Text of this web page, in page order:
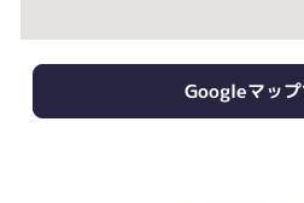
Googleマップ